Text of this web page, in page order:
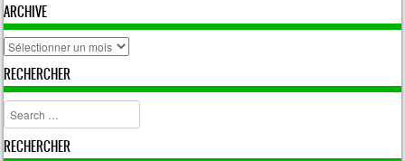
ARCHIVE
archive
RECHERCHER
Search
RECHERCHER